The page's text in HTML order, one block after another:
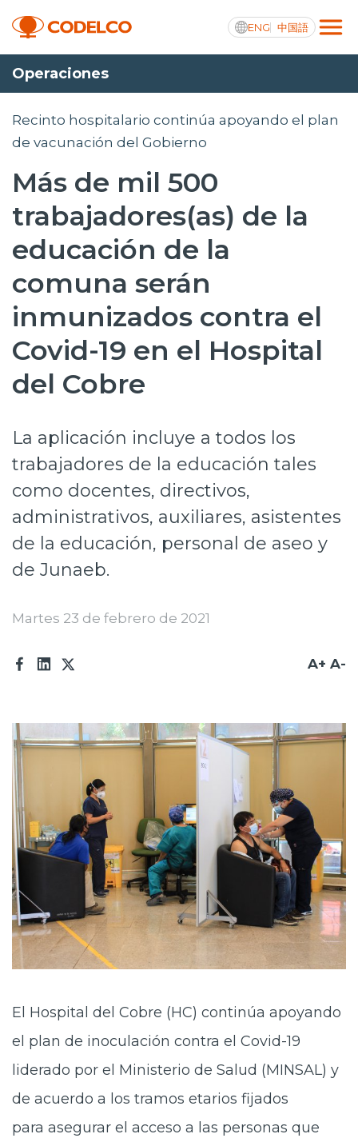
ENG 中国語
Transparencia activa
Nosotros
Operaciones
Proyectos
Sustentabilidad
Innovación
Inversionistas
Prensa
Transparencia activa
Canales de denuncia
Proveedores
Acceso trabajadores/as
Operaciones
Recinto hospitalario continúa apoyando el plan
de vacunación del Gobierno
Más de mil 500
trabajadores(as) de la
educación de la
comuna serán
inmunizados contra el
Covid-19 en el Hospital
del Cobre
La aplicación incluye a todos los
trabajadores de la educación tales
como docentes, directivos,
administrativos, auxiliares, asistentes
de la educación, personal de aseo y
de Junaeb.
Martes 23 de febrero de 2021
A+ A-
El Hospital del Cobre (HC) continúa apoyando
el plan de inoculación contra el Covid-19
liderado por el Ministerio de Salud (MINSAL) y
de acuerdo a los tramos etarios fijados
para asegurar el acceso a las personas que